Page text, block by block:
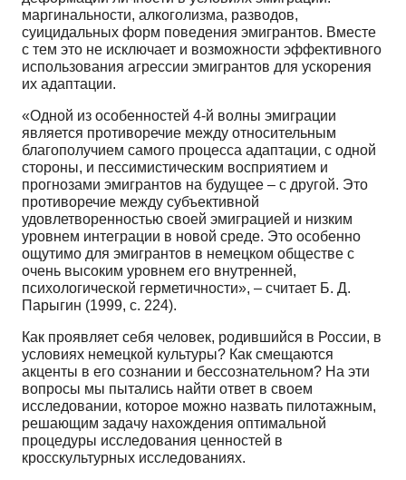
маргинальности, алкоголизма, разводов,
суицидальных форм поведения эмигрантов. Вместе
с тем это не исключает и возможности эффективного
использования агрессии эмигрантов для ускорения
их адаптации.
«Одной из особенностей 4-й волны эмиграции
является противоречие между относительным
благополучием самого процесса адаптации, с одной
стороны, и пессимистическим восприятием и
прогнозами эмигрантов на будущее – с другой. Это
противоречие между субъективной
удовлетворенностью своей эмиграцией и низким
уровнем интеграции в новой среде. Это особенно
ощутимо для эмигрантов в немецком обществе с
очень высоким уровнем его внутренней,
психологической герметичности», – считает Б. Д.
Парыгин (1999, с. 224).
Как проявляет себя человек, родившийся в России, в
условиях немецкой культуры? Как смещаются
акценты в его сознании и бессознательном? На эти
вопросы мы пытались найти ответ в своем
исследовании, которое можно назвать пилотажным,
решающим задачу нахождения оптимальной
процедуры исследования ценностей в
кросскультурных исследованиях.